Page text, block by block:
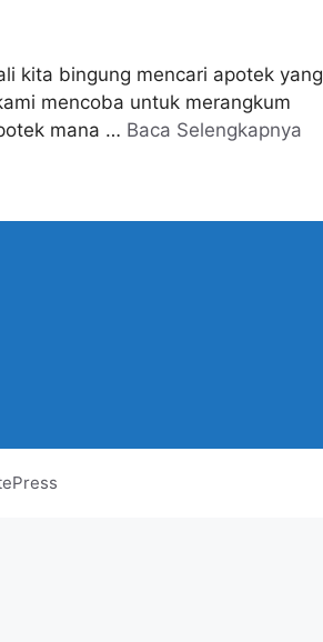
kita bingung mencari apotek yang
mencoba untuk merangkum
mana … Baca Selengkapnya